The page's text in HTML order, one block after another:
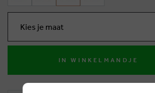
Kies je maat
IN WINKELMANDJE